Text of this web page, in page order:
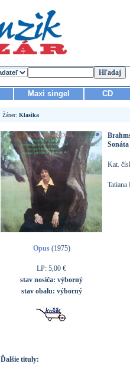
Maxi singel CD
Žáner: Klasika
Opus(1975)
LP: 5,00 €
stav nosiča: výborný
stav obalu: výborný
Kat.
Ďalšie tituly: